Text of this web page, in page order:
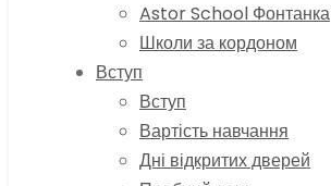
Astor School Фонтанка
Школи за кордоном
Вступ
Вступ
Вартість навчання
Дні відкритих дверей